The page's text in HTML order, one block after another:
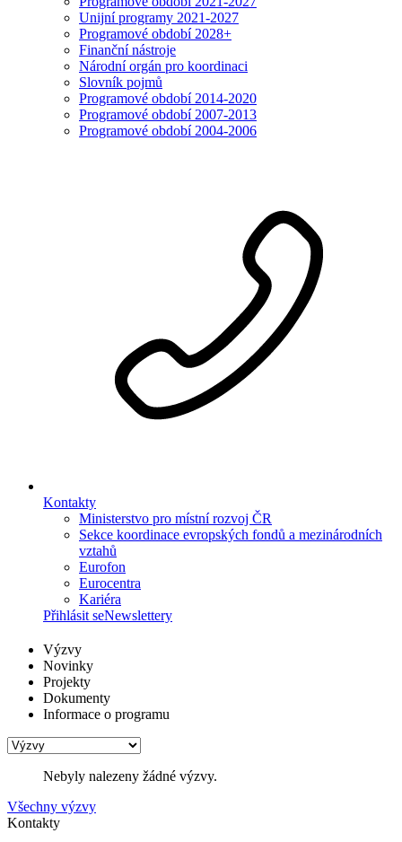
Unijní programy 2021-2027
Programové období 2028+
Finanční nástroje
Národní orgán pro koordinaci
Slovník pojmů
Programové období 2014-2020
Programové období 2007-2013
Programové období 2004-2006
Kontakty
Ministerstvo pro místní rozvoj ČR
Sekce koordinace evropských fondů a mezinárodních
vztahů
Eurofon
Eurocentra
Kariéra
Přihlásit seNewslettery
Výzvy
Novinky
Projekty
Dokumenty
Informace o programu
Nebyly nalezeny žádné výzvy.
Všechny výzvy
Kontakty